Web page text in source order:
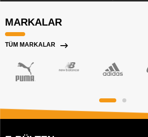
MARKALAR
TÜM MARKALAR